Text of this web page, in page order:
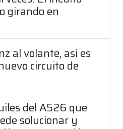
girando en
al volante, así es
circuito de
del A526 que
solucionar y